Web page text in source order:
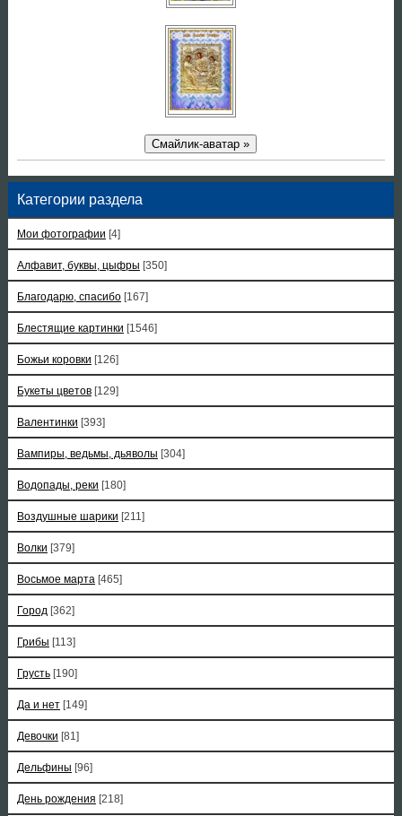
Смайлик-аватар »
Категории раздела
Мои фотографии [4]
Алфавит, буквы, цыфры [350]
Благодарю, спасибо [167]
Блестящие картинки [1546]
Божьи коровки [126]
Букеты цветов [129]
Валентинки [393]
Вампиры, ведьмы, дьяволы [304]
Водопады, реки [180]
Воздушные шарики [211]
Волки [379]
Восьмое марта [465]
Город [362]
Грибы [113]
Грусть [190]
Да и нет [149]
Девочки [81]
Дельфины [96]
День рождения [218]